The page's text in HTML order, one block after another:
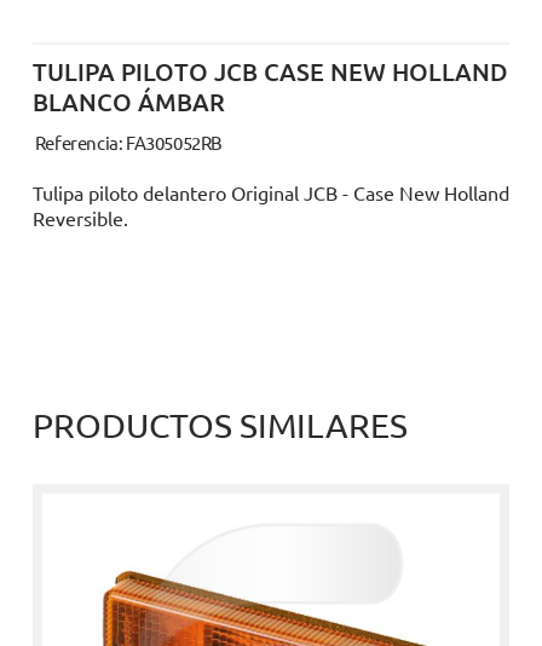
TULIPA PILOTO JCB CASE NEW HOLLAND
BLANCO ÁMBAR
Referencia: FA305052RB
Tulipa piloto delantero Original JCB - Case New Holland
Reversible.
PRODUCTOS SIMILARES